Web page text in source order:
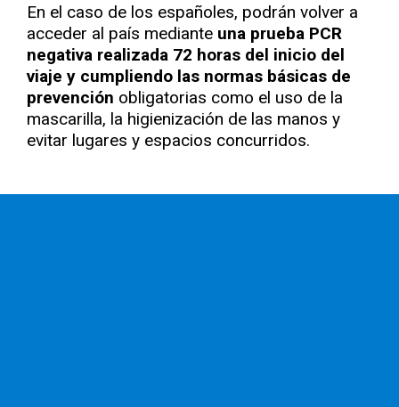
En el caso de los españoles, podrán volver a
acceder al país mediante una prueba PCR
negativa realizada 72 horas del inicio del
viaje y cumpliendo las normas básicas de
prevención obligatorias como el uso de la
mascarilla, la higienización de las manos y
evitar lugares y espacios concurridos.